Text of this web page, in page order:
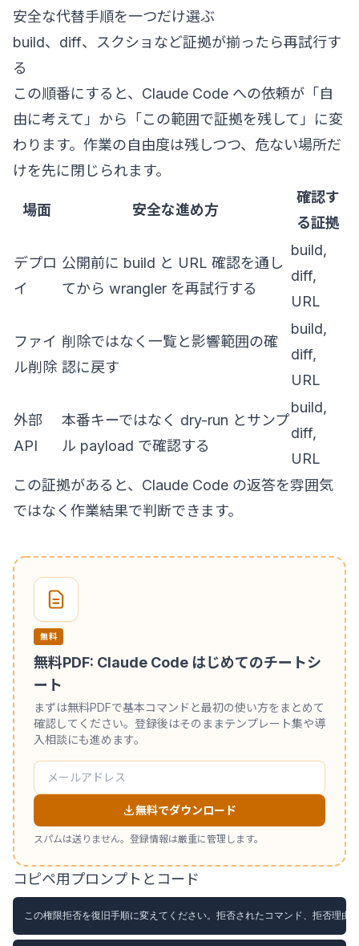
安全な代替手順を一つだけ選ぶ
build、diff、スクショなど証拠が揃ったら再試行す
る
この順番にすると、Claude Code への依頼が「自
由に考えて」から「この範囲で証拠を残して」に変
わります。作業の自由度は残しつつ、危ない場所だ
けを先に閉じられます。
場面 安全な進め方
確認す
る証拠
デプロ
イ
公開前に build と URL 確認を通し
てから wrangler を再試行する
build,
diff,
URL
ファイ
ル削除
削除ではなく一覧と影響範囲の確
認に戻す
build,
diff,
URL
外部
API
本番キーではなく dry-run とサンプ
ル payload で確認する
build,
diff,
URL
この証拠があると、Claude Code の返答を雰囲気
ではなく作業結果で判断できます。
無料
無料PDF: Claude Code はじめてのチートシ
ート
まずは無料PDFで基本コマンドと最初の使い方をまとめて
確認してください。登録後はそのままテンプレート集や導
入相談にも進めます。
無料でダウンロード
スパムは送りません。登録情報は厳重に管理します。
コピペ用プロンプトとコード